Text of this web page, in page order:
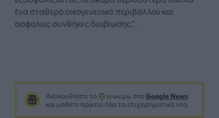
ένα σταθερό οικογενειακό περιβάλλον και
ασφαλείς συνθήκες διαβίωσης.”.
Ακολουθήστε το στο Google News
και μάθετε πρώτοι όλα τα επιχειρηματικά νέα